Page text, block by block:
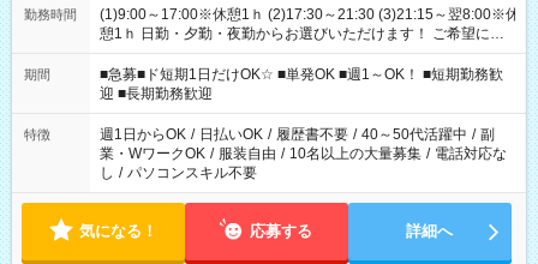
勤務時間
(1)9:00～17:00※休憩1ｈ (2)17:30～21:30 (3)21:15～翌8:00※休
憩1ｈ 日勤・夕勤・夜勤からお選びいただけます！ ご希望に合
わせて働けるお仕事です(*^^*) 【その他選べる勤務時間】 8-17
時/9-17時/9-18時/10-18時/11-21時/18-22時/20-翌4時/21-翌5
時/22-翌6時/0-翌8時 ご自身のご都合で選んで頂ける完全自由シ
フト！
期間
■急募■ド短期1日だけOK☆ ■単発OK ■週1～OK！ ■短期勤務歓
迎 ■長期勤務歓迎
特徴 週1日からOK / 日払いOK / 履歴書不要 / 40～50代活躍中 / 副
業・WワークOK / 服装自由 / 10名以上の大量募集 / 電話対応な
し / パソコンスキル不要
気になる！ 応募する 詳細へ